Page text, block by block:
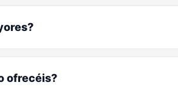
ofrecéis?